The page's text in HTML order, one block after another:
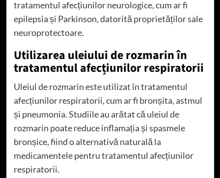
tratamentul afecțiunilor neurologice, cum ar fi
epilepsia și Parkinson, datorită proprietăților sale
neuroprotectoare.
Utilizarea uleiului de rozmarin în
tratamentul afecțiunilor respiratorii
Uleiul de rozmarin este utilizat în tratamentul
afecțiunilor respiratorii, cum ar fi bronșita, astmul
și pneumonia. Studiile au arătat că uleiul de
rozmarin poate reduce inflamația și spasmele
bronșice, fiind o alternativă naturală la
medicamentele pentru tratamentul afecțiunilor
respiratorii.